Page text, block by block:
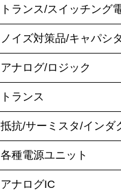
トランス/スイッチング
ノイズ対策品/キャパシ
アナログ/ロジック
トランス
抵抗/サーミスタ/インダ
各種電源ユニット
アナログIC